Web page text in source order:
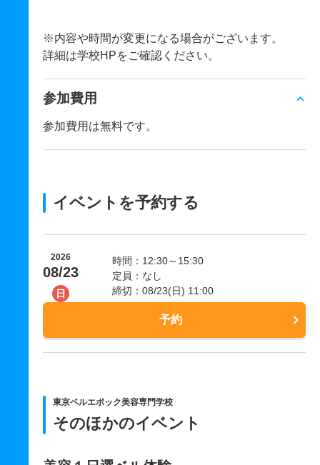
※内容や時間が変更になる場合がございます。
詳細は学校HPをご確認ください。
参加費用
参加費用は無料です。
イベントを予約する
2026
08/23
日
時間：12:30～15:30
定員：なし
締切：08/23(日) 11:00
予約
東京ベルエポック美容専門学校
そのほかのイベント